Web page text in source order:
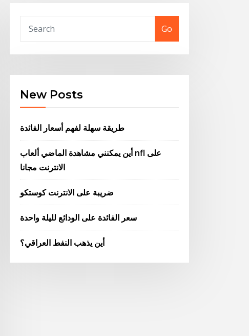
Go
New Posts
طريقة سهلة لفهم أسعار الفائدة
أين يمكنني مشاهدة الماضي ألعاب nfl على
الانترنت مجانا
ضريبة على الانترنت كوستكو
سعر الفائدة على الودائع لليلة واحدة
أين يذهب النفط العراقي؟